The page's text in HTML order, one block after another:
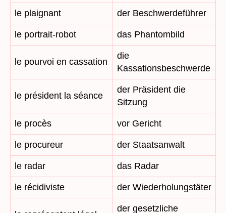
le plaignant der Beschwerdeführer
le portrait-robot das Phantombild
le pourvoi en cassation
die
Kassationsbeschwerde
le président la séance
der Präsident die
Sitzung
le procès vor Gericht
le procureur der Staatsanwalt
le radar das Radar
le récidiviste der Wiederholungstäter
der gesetzliche